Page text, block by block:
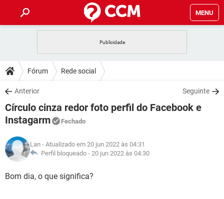
MENU
CELULAR
OUTLOOK
INSTAGRAM GMAIL
GUIA DE COMPRAS
DICAS
JOGOS
OUTLOOK
GUIA DE COMPRAS
DOWNLOADS
JOGOS WHATSAPP
CELULAR
OUTLOOK EXCEL
INSTAGRAM
GUIA DE COMPRAS
FÓRUM
CELULAR FACEBOOK
GLOSSÁRIO
JOGOS
CELULAR
Fórum Rede social
Anterior Seguinte
Círculo cinza redor foto perfil do Facebook e
Instagarm
Fechado
Lan - Atualizado em 20 jun 2022 às 04:31
Perfil bloqueado - 20 jun 2022 às 04:30
Bom dia, o que significa?